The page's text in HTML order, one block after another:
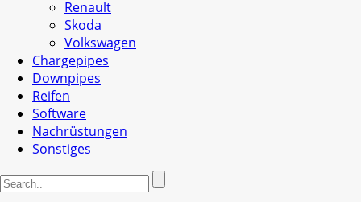
Renault
Skoda
Volkswagen
Chargepipes
Downpipes
Reifen
Software
Nachrüstungen
Sonstiges